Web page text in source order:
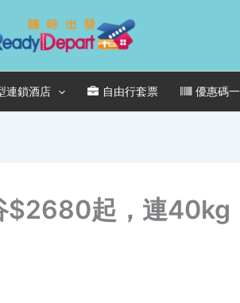
連鎖酒店 自由行套票 優惠碼
$2680起，連40kg